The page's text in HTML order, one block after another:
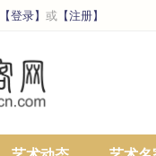
【登录】 或 【注册】